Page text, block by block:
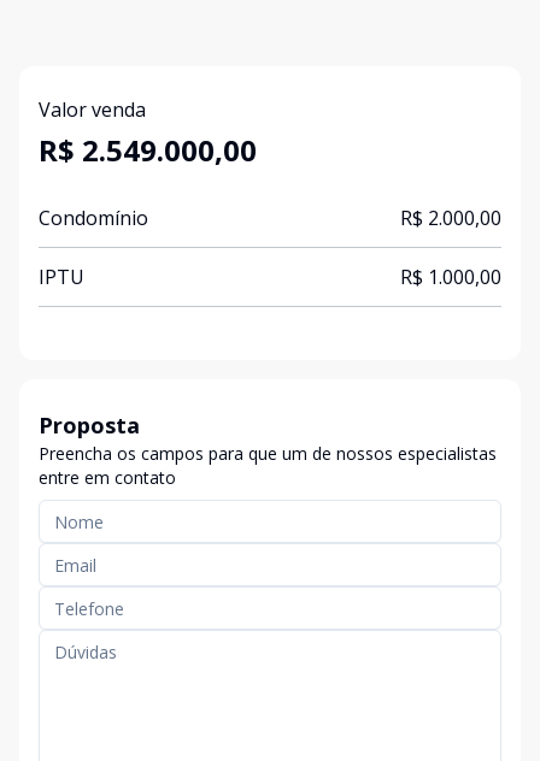
Valor venda
R$ 2.549.000,00
Condomínio R$ 2.000,00
IPTU R$ 1.000,00
Proposta
Preencha os campos para que um de nossos especialistas
entre em contato